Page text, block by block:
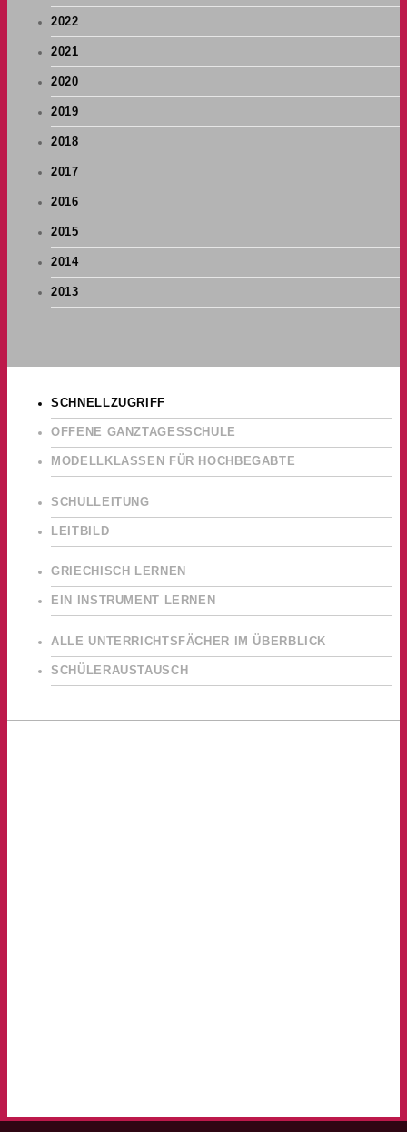
2022
2021
2020
2019
2018
2017
2016
2015
2014
2013
SCHNELLZUGRIFF
OFFENE GANZTAGESSCHULE
MODELLKLASSEN FÜR HOCHBEGABTE
SCHULLEITUNG
LEITBILD
GRIECHISCH LERNEN
EIN INSTRUMENT LERNEN
ALLE UNTERRICHTSFÄCHER IM ÜBERBLICK
SCHÜLERAUSTAUSCH